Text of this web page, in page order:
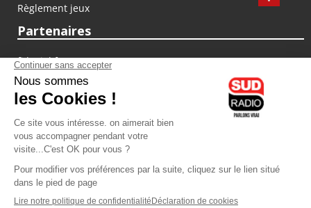
Règlement jeux
Partenaires
fiducial.fr
lyoncapitale.fr
olympique-et-lyonnais.com
L'application Iphone / Android
Téléchargez l'application
Les cookies